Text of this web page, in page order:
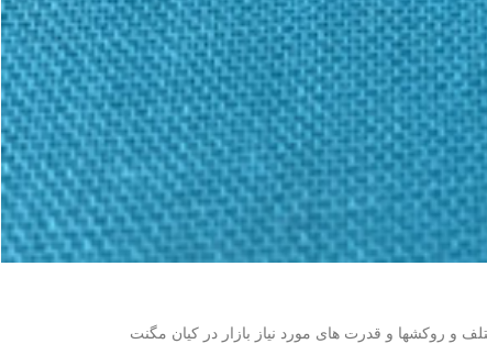
و روکشها و قدرت های مورد نیاز بازار در کیان مگنت